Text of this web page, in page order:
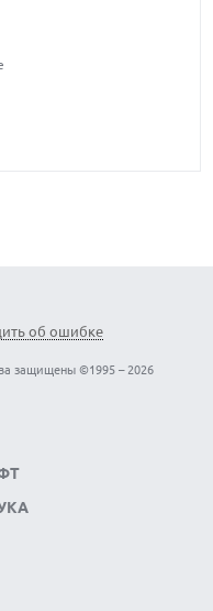
об ошибке
защищены ©1995 – 2026